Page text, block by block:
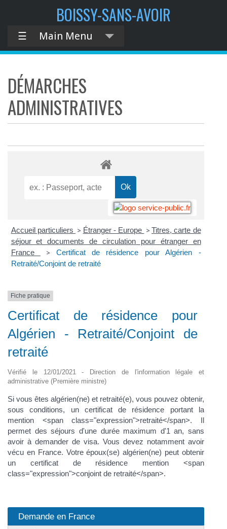
BOISSY-SANS-AVOIR
☰ Main Menu
DÉMARCHES
ADMINISTRATIVES
Accueil particuliers > Étranger - Europe > Titres, carte de
séjour et documents de circulation pour étranger en
France
>
Certificat de résidence pour Algérien -
Retraité/Conjoint de retraité
Fiche pratique
Certificat de résidence pour
Algérien - Retraité/Conjoint de
retraité
Vérifié le 12/01/2021 - Direction de l'information légale et
administrative (Première ministre)
Si vous êtes algérien(ne) et retraité(e), vous pouvez obtenir,
sous conditions, un certificat de résidence portant la
mention <span class="expression">retraité</span>. Il
permet des séjours d'une durée maximum d'1 an, sans
avoir à demander de visa. Vous devez notamment avoir
vécu en France. Votre époux(se) algérien(ne) peut obtenir
un certificat de résidence mention <span
class="expression">conjoint de retraité</span>.
Demande en France